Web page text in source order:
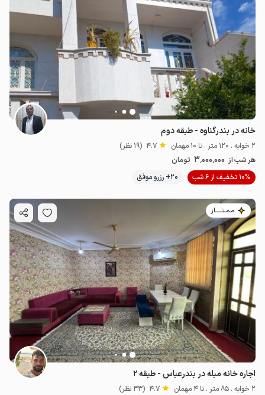
خانه در بندرگناوه - طبقه دوم
2 خوابه . 120 متر . تا 10 مهمان 4.7 (19 نظر)
هر شب از 3٬000٬000 تومان
10% تخفیف از 6 شب
20+ رزرو موفق
مـمـتــــــاز
اجاره خانه مبله در بندرعباس - طبقه ۲
2 خوابه . 85 متر . تا 4 مهمان 4.7 (33 نظر)